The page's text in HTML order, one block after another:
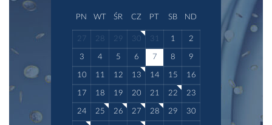
PN WT ŚR CZ PT SB ND
27 28 29 30 31 1 2
3 4 5 6 7 8 9
10 11 12 13 14 15 16
17 18 19 20 21 22 23
24 25 26 27 28 29 30